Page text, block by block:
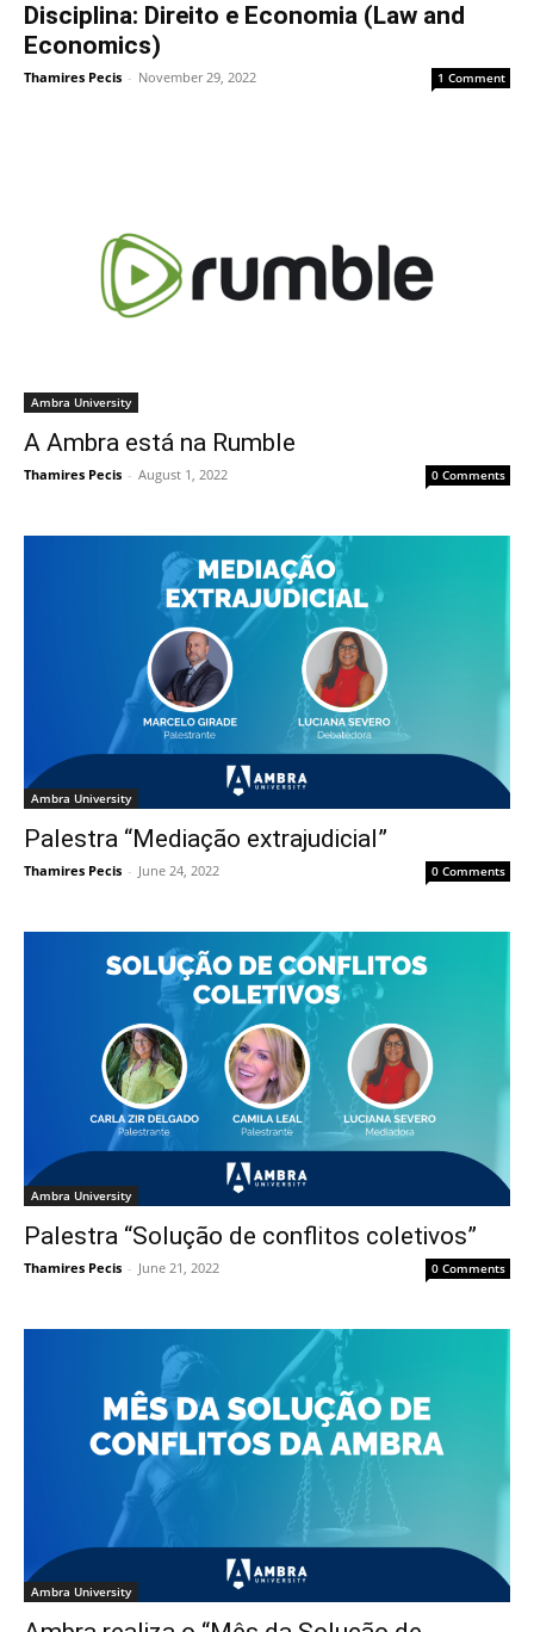
Disciplina: Direito e Economia (Law and
Economics)
Thamires Pecis - November 29, 2022 1 Comment
Ambra University
A Ambra está na Rumble
Thamires Pecis - August 1, 2022 0 Comments
Ambra University
Palestra “Mediação extrajudicial”
Thamires Pecis - June 24, 2022 0 Comments
Ambra University
Palestra “Solução de conflitos coletivos”
Thamires Pecis - June 21, 2022 0 Comments
Ambra University